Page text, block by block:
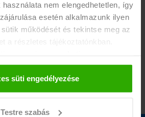
nem elengedhetetlen, így
esetén alkalmazunk ilyen
működését és tekintse meg az
a részletes tájékoztatónkban.
láblécében található "Süti
kattintva.
süti engedélyezése
Testre szabás